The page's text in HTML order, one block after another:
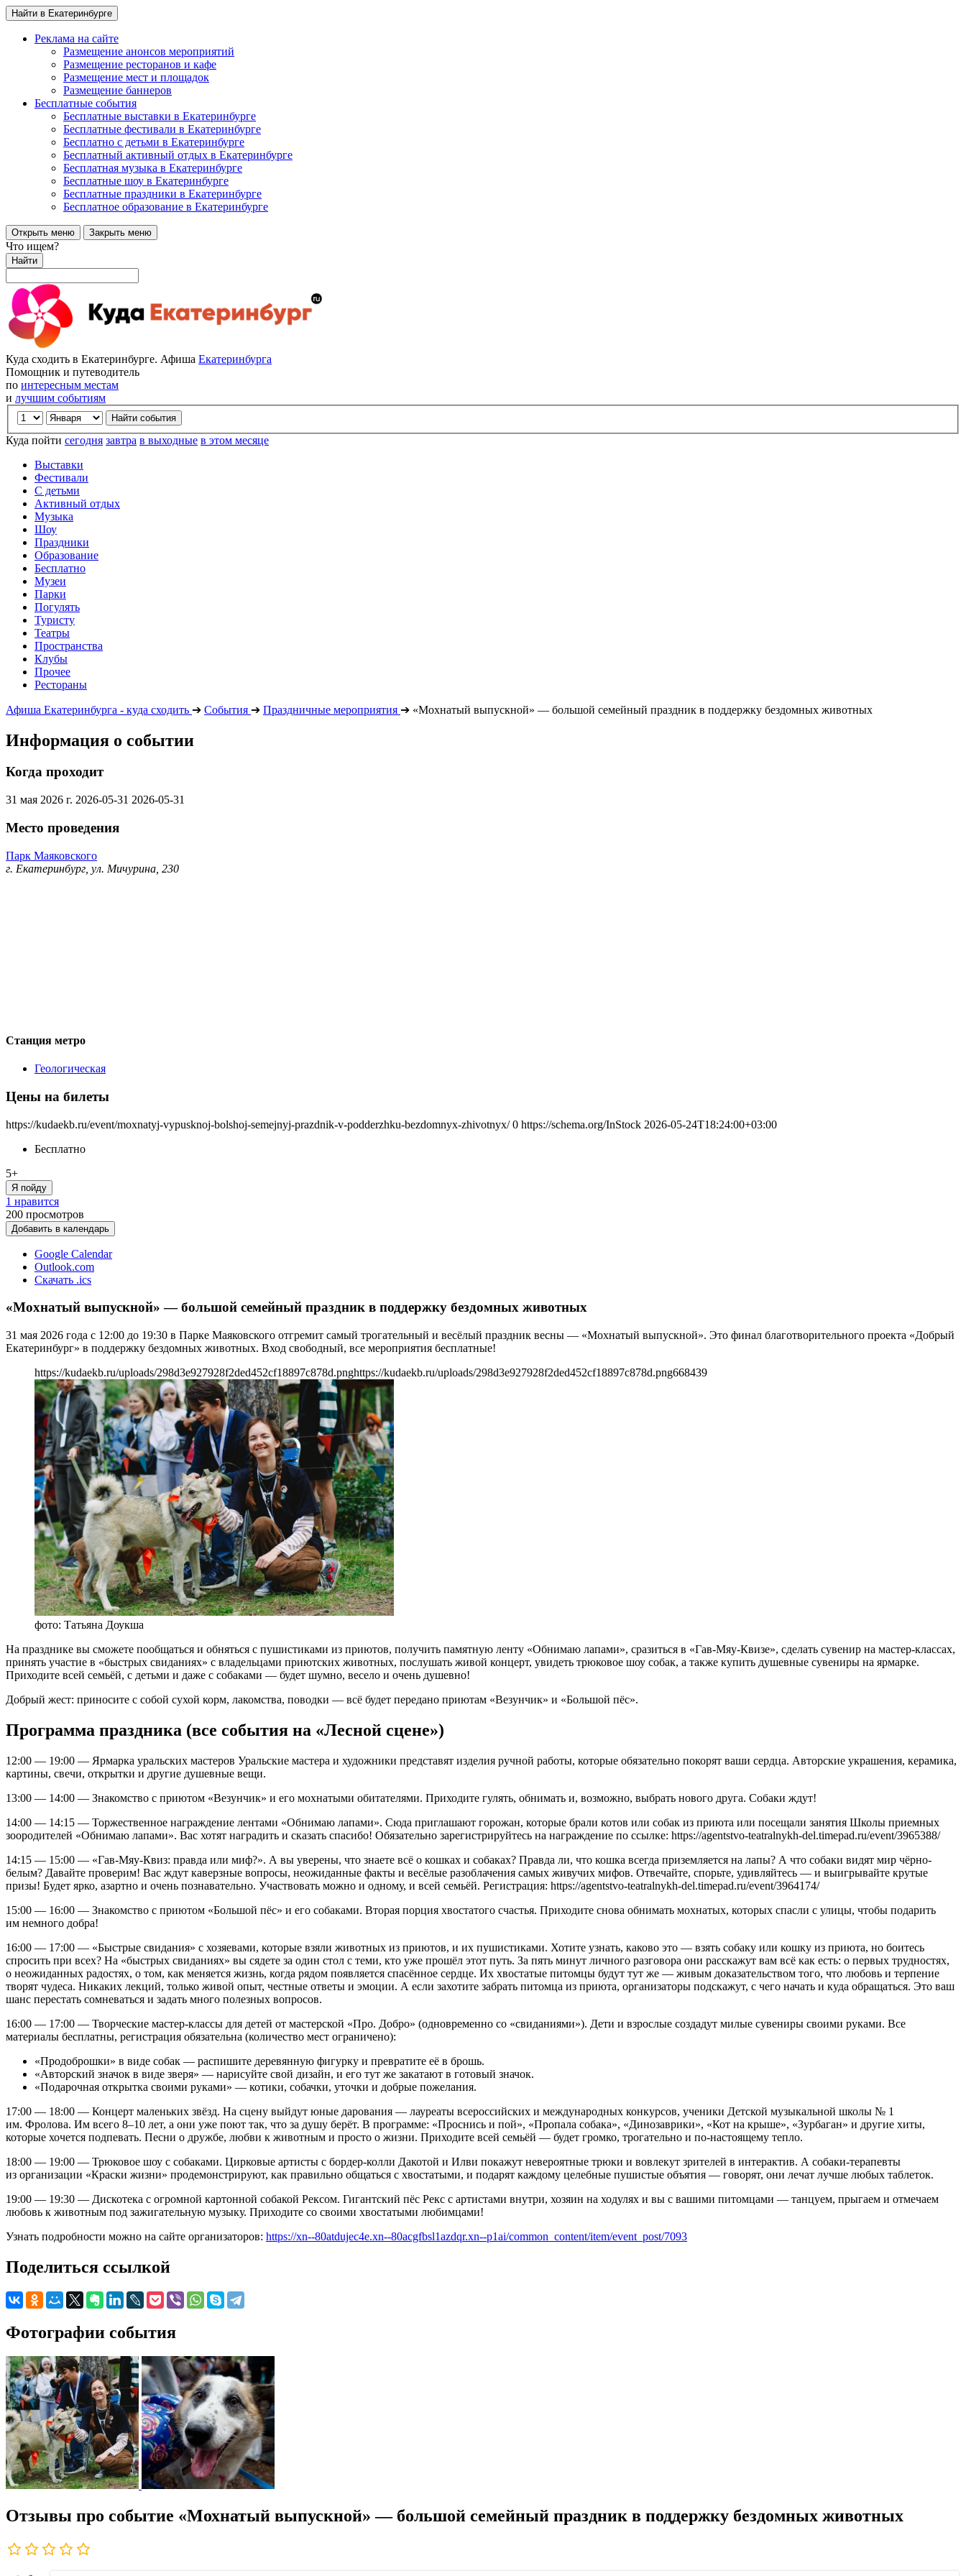
Найти в Екатеринбурге
Реклама на сайте
Размещение анонсов мероприятий
Размещение ресторанов и кафе
Размещение мест и площадок
Размещение баннеров
Бесплатные события
Бесплатные выставки в Екатеринбурге
Бесплатные фестивали в Екатеринбурге
Бесплатно с детьми в Екатеринбурге
Бесплатный активный отдых в Екатеринбурге
Бесплатная музыка в Екатеринбурге
Бесплатные шоу в Екатеринбурге
Бесплатные праздники в Екатеринбурге
Бесплатное образование в Екатеринбурге
Открыть меню Закрыть меню
Что ищем?
Найти
Куда сходить в Екатеринбурге. Афиша Екатеринбурга
Помощник и путеводитель
по интересным местам
и лучшим событиям
Куда пойти сегодня завтра в выходные в этом месяце
Выставки
Фестивали
С детьми
Активный отдых
Музыка
Шоу
Праздники
Образование
Бесплатно
Музеи
Парки
Погулять
Туристу
Театры
Пространства
Клубы
Прочее
Рестораны
Афиша Екатеринбурга - куда сходить ➔ События ➔ Праздничные мероприятия ➔ «Мохнатый выпускной» — большой семейный праздник в поддержку бездомных животных
Информация о событии
Когда проходит
31 мая 2026 г. 2026-05-31 2026-05-31
Место проведения
Парк Маяковского
г. Екатеринбург, ул. Мичурина, 230
Станция метро
Геологическая
Цены на билеты
https://kudaekb.ru/event/moxnatyj-vypusknoj-bolshoj-semejnyj-prazdnik-v-podderzhku-bezdomnyx-zhivotnyx/ 0 https://schema.org/InStock 2026-05-24T18:24:00+03:00
Бесплатно
5+
Я пойду
1 нравится
200 просмотров
Добавить в календарь
Google Calendar
Outlook.com
Скачать .ics
«Мохнатый выпускной» — большой семейный праздник в поддержку бездомных животных
31 мая 2026 года с 12:00 до 19:30 в Парке Маяковского отгремит самый трогательный и весёлый праздник весны — «Мохнатый выпускной». Это финал благотворительного проекта «Добрый
Екатеринбург» в поддержку бездомных животных. Вход свободный, все мероприятия бесплатные!
https://kudaekb.ru/uploads/298d3e927928f2ded452cf18897c878d.pnghttps://kudaekb.ru/uploads/298d3e927928f2ded452cf18897c878d.png668439
фото: Татьяна Доукша
На празднике вы сможете пообщаться и обняться с пушистиками из приютов, получить памятную ленту «Обнимаю лапами», сразиться в «Гав-Мяу-Квизе», сделать сувенир на мастер-классах,
принять участие в «быстрых свиданиях» с владельцами приютских животных, послушать живой концерт, увидеть трюковое шоу собак, а также купить душевные сувениры на ярмарке.
Приходите всей семьёй, с детьми и даже с собаками — будет шумно, весело и очень душевно!
Добрый жест: приносите с собой сухой корм, лакомства, поводки — всё будет передано приютам «Везунчик» и «Большой пёс».
Программа праздника (все события на «Лесной сцене»)
12:00 — 19:00 — Ярмарка уральских мастеров Уральские мастера и художники представят изделия ручной работы, которые обязательно покорят ваши сердца. Авторские украшения, керамика,
картины, свечи, открытки и другие душевные вещи.
13:00 — 14:00 — Знакомство с приютом «Везунчик» и его мохнатыми обитателями. Приходите гулять, обнимать и, возможно, выбрать нового друга. Собаки ждут!
14:00 — 14:15 — Торжественное награждение лентами «Обнимаю лапами». Сюда приглашают горожан, которые брали котов или собак из приюта или посещали занятия Школы приемных
зоородителей «Обнимаю лапами». Вас хотят наградить и сказать спасибо! Обязательно зарегистрируйтесь на награждение по ссылке: https://agentstvo-teatralnykh-del.timepad.ru/event/3965388/
14:15 — 15:00 — «Гав-Мяу-Квиз: правда или миф?». А вы уверены, что знаете всё о кошках и собаках? Правда ли, что кошка всегда приземляется на лапы? А что собаки видят мир чёрно-
белым? Давайте проверим! Вас ждут каверзные вопросы, неожиданные факты и весёлые разоблачения самых живучих мифов. Отвечайте, спорьте, удивляйтесь — и выигрывайте крутые
призы! Будет ярко, азартно и очень познавательно. Участвовать можно и одному, и всей семьёй. Регистрация: https://agentstvo-teatralnykh-del.timepad.ru/event/3964174/
15:00 — 16:00 — Знакомство с приютом «Большой пёс» и его собаками. Вторая порция хвостатого счастья. Приходите снова обнимать мохнатых, которых спасли с улицы, чтобы подарить
им немного добра!
16:00 — 17:00 — «Быстрые свидания» с хозяевами, которые взяли животных из приютов, и их пушистиками. Хотите узнать, каково это — взять собаку или кошку из приюта, но боитесь
спросить при всех? На «быстрых свиданиях» вы сядете за один стол с теми, кто уже прошёл этот путь. За пять минут личного разговора они расскажут вам всё как есть: о первых трудностях,
о неожиданных радостях, о том, как меняется жизнь, когда рядом появляется спасённое сердце. Их хвостатые питомцы будут тут же — живым доказательством того, что любовь и терпение
творят чудеса. Никаких лекций, только живой опыт, честные ответы и эмоции. А если захотите забрать питомца из приюта, организаторы подскажут, с чего начать и куда обращаться. Это ваш
шанс перестать сомневаться и задать много полезных вопросов.
16:00 — 17:00 — Творческие мастер-классы для детей от мастерской «Про. Добро» (одновременно со «свиданиями»). Дети и взрослые создадут милые сувениры своими руками. Все
материалы бесплатны, регистрация обязательна (количество мест ограничено):
«Продоброшки» в виде собак — распишите деревянную фигурку и превратите её в брошь.
«Авторский значок в виде зверя» — нарисуйте свой дизайн, и его тут же закатают в готовый значок.
«Подарочная открытка своими руками» — котики, собачки, уточки и добрые пожелания.
17:00 — 18:00 — Концерт маленьких звёзд. На сцену выйдут юные дарования — лауреаты всероссийских и международных конкурсов, ученики Детской музыкальной школы № 1
им. Фролова. Им всего 8–10 лет, а они уже поют так, что за душу берёт. В программе: «Проснись и пой», «Пропала собака», «Динозаврики», «Кот на крыше», «Зурбаган» и другие хиты,
которые хочется подпевать. Песни о дружбе, любви к животным и просто о жизни. Приходите всей семьёй — будет громко, трогательно и по-настоящему тепло.
18:00 — 19:00 — Трюковое шоу с собаками. Цирковые артисты с бордер-колли Дакотой и Илви покажут невероятные трюки и вовлекут зрителей в интерактив. А собаки-терапевты
из организации «Краски жизни» продемонстрируют, как правильно общаться с хвостатыми, и подарят каждому целебные пушистые объятия — говорят, они лечат лучше любых таблеток.
19:00 — 19:30 — Дискотека с огромной картонной собакой Рексом. Гигантский пёс Рекс с артистами внутри, хозяин на ходулях и вы с вашими питомцами — танцуем, прыгаем и отмечаем
любовь к животным под зажигательную музыку. Приходите со своими хвостатыми любимцами!
Узнать подробности можно на сайте организаторов: https://xn--80atdujec4e.xn--80acgfbsl1azdqr.xn--p1ai/common_content/item/event_post/7093
Поделиться ссылкой
Фотографии события
Отзывы про событие «Мохнатый выпускной» — большой семейный праздник в поддержку бездомных животных